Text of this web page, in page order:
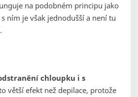
na podobném principu jako
ním je však jednodušší a není tu
chloupku i s
větší efekt než depilace, protože